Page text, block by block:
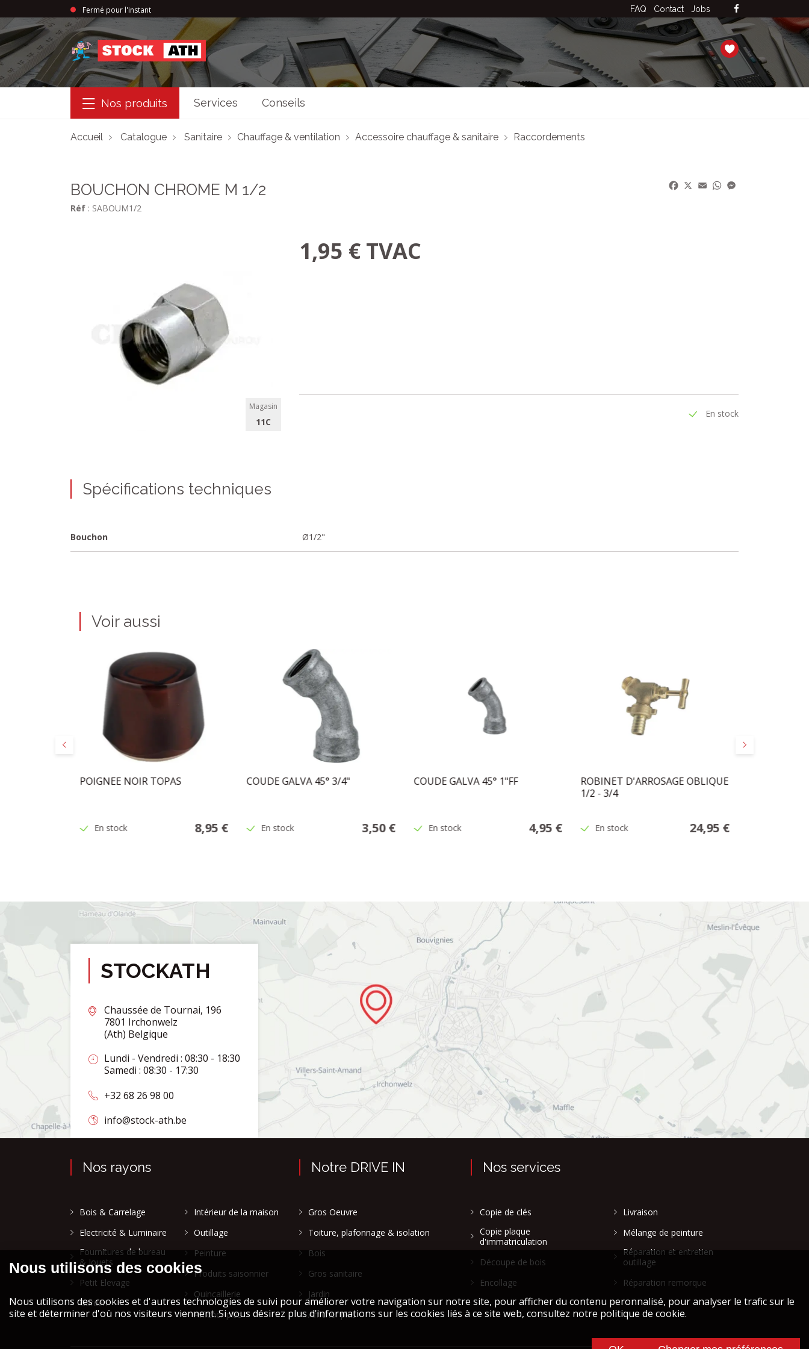
Fermé pour l'instant FAQ Contact Jobs
StockAth
Nos produits Services Conseils
Accueil Catalogue Sanitaire Chauffage & ventilation Accessoire chauffage & sanitaire Raccordements
BOUCHON CHROME M 1/2
Réf : SABOUM1/2
Facebook
X EmailWhatsApp
Magasin
11C
1,95 € TVAC
En stock
Spécifications techniques
Bouchon Ø1/2"
Voir aussi
Précédent Suivant
POIGNEE NOIR TOPAS
En stock 8,95 €
COUDE GALVA 45° 3/4"
En stock 3,50 €
COUDE GALVA 45° 1"FF
En stock 4,95 €
ROBINET D'ARROSAGE OBLIQUE
1/2 - 3/4
En stock 24,95 €
STOCKATH
Chaussée de Tournai, 196
7801 Irchonwelz
(Ath) Belgique
Lundi - Vendredi : 08:30 - 18:30
Samedi : 08:30 - 17:30
+32 68 26 98 00
info@stock-ath.be
Nos rayons
Bois & Carrelage
Electricité & Luminaire
Fournitures de bureau
& Jouets
Petit Elevage
Garden
Intérieur de la maison
Outillage
Peinture
Produits saisonnier
Quincaillerie
Afficher plus
Notre DRIVE IN
Gros Oeuvre
Toiture, plafonnage & isolation
Bois
Gros sanitaire
Jardin
Afficher plus
Nos services
Copie de clés
Copie plaque
d'immatriculation
Découpe de bois
Encollage
Livraison
Mélange de peinture
Réparation et entretien
outillage
Réparation remorque